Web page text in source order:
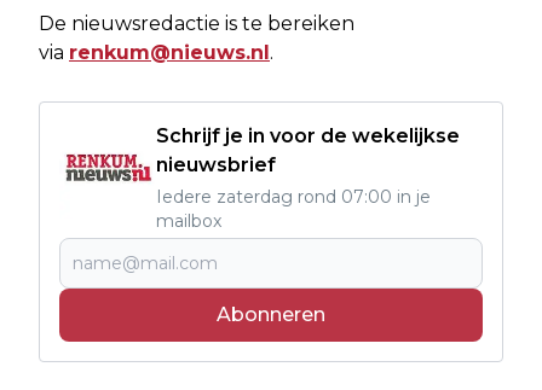
De nieuwsredactie is te bereiken
via renkum@nieuws.nl.
Schrijf je in voor de wekelijkse
nieuwsbrief
Iedere zaterdag rond 07:00 in je
mailbox
Abonneren